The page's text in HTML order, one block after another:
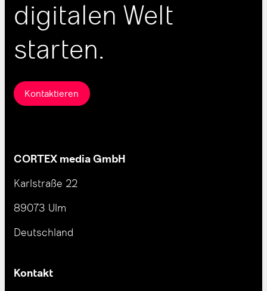
digitalen Welt
starten.
Kontaktieren
CORTEX media GmbH
Karlstraße 22
89073 Ulm
Deutschland
Kontakt